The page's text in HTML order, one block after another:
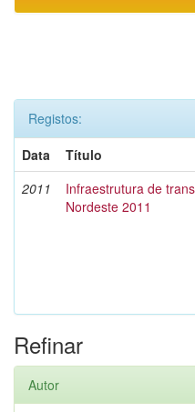
Registos:
Data
Título
2011
Infraestrutura de
Nordeste 2011
Refinar
Autor